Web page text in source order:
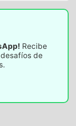
Recibe
de